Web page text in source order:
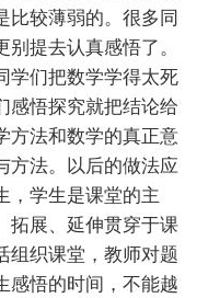
比较薄弱的。很多同
提去认真感悟了。
学们把数学学得太死
感悟探究就把结论给
方法和数学的真正意
方法。以后的做法应
，学生是课堂的主
拓展、延伸贯穿于课
组织课堂，教师对题
感悟的时间，不能越